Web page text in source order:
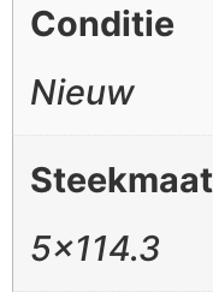
Conditie
Nieuw
Steekmaat
5×114.3